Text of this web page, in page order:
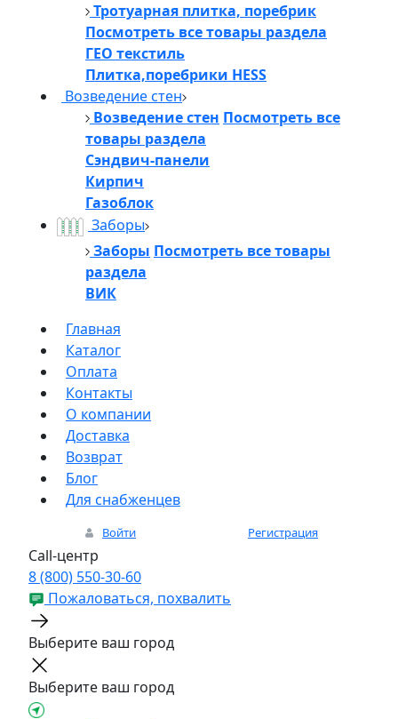
Тротуарная плитка, поребрик
Посмотреть все товары раздела
ГЕО текстиль
Плитка,поребрики HESS
Возведение стен
Возведение стен Посмотреть все
товары раздела
Сэндвич-панели
Кирпич
Газоблок
Заборы
Заборы Посмотреть все товары
раздела
ВИК
Главная
Каталог
Оплата
Контакты
О компании
Доставка
Возврат
Блог
Для снабженцев
Войти Регистрация
Call-центр
8 (800) 550-30-60
Пожаловаться, похвалить
Выберите ваш город
Выберите ваш город